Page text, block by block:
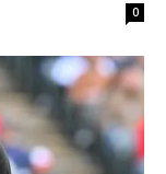
0